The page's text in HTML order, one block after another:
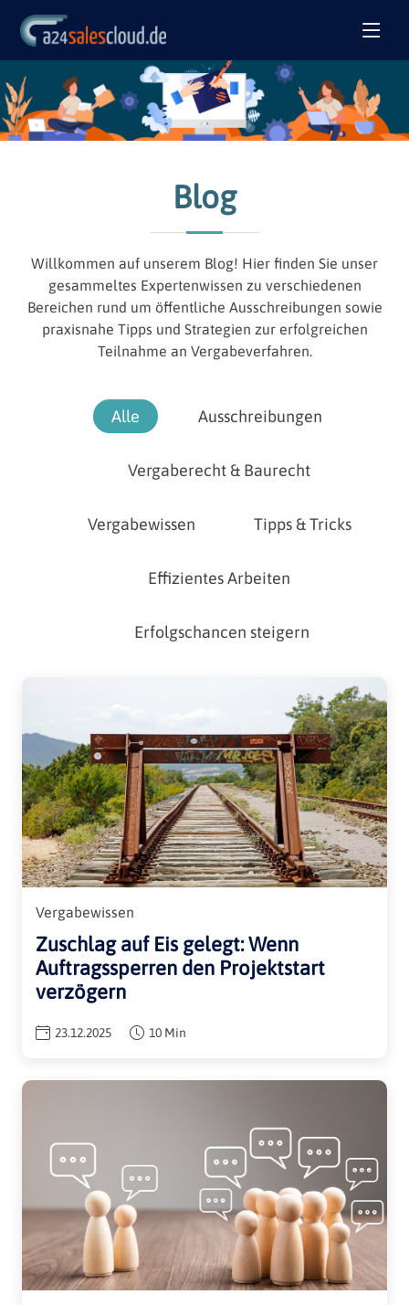
Blog
Willkommen auf unserem Blog! Hier finden Sie unser
gesammeltes Expertenwissen zu verschiedenen
Bereichen rund um öffentliche Ausschreibungen sowie
praxisnahe Tipps und Strategien zur erfolgreichen
Teilnahme an Vergabeverfahren.
Alle Ausschreibungen
Vergaberecht & Baurecht
Vergabewissen Tipps & Tricks
Effizientes Arbeiten
Erfolgschancen steigern
Vergabewissen
Zuschlag auf Eis gelegt: Wenn
Auftragssperren den Projektstart
verzögern
23.12.2025 10 Min